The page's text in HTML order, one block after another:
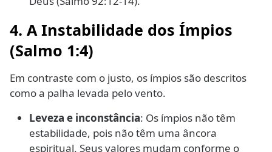
4. A Instabilidade dos Ímpios
(Salmo 1:4)
Em contraste com o justo, os ímpios são descritos
como a palha levada pelo vento.
Leveza e inconstância: Os ímpios não têm
estabilidade, pois não têm uma âncora
espiritual. Seus valores mudam conforme o